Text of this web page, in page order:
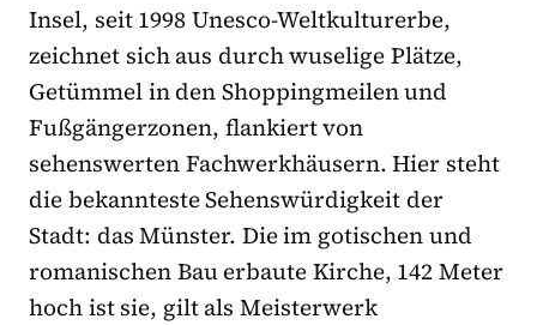
Insel, seit 1998 Unesco-Weltkulturerbe,
zeichnet sich aus durch wuselige Plätze,
Getümmel in den Shoppingmeilen und
Fußgängerzonen, flankiert von
sehenswerten Fachwerkhäusern. Hier steht
die bekannteste Sehenswürdigkeit der
Stadt: das Münster. Die im gotischen und
romanischen Bau erbaute Kirche, 142 Meter
hoch ist sie, gilt als Meisterwerk